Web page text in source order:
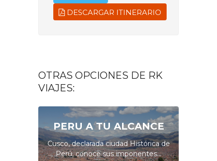
DESCARGAR ITINERARIO
OTRAS OPCIONES DE RK
VIAJES:
PERU A TU ALCANCE
Cusco, declarada ciudad Histórica de
Perú, conoce sus imponentes...